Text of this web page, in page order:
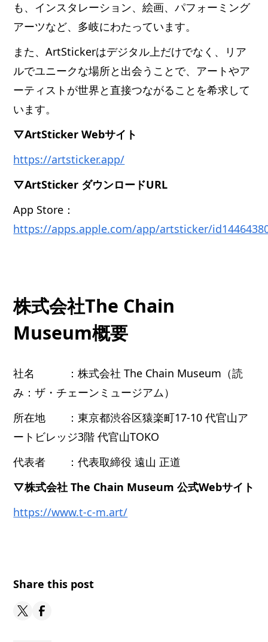
も、インスタレーション、絵画、パフォーミング
アーツなど、多岐にわたっています。
また、ArtStickerはデジタル上だけでなく、リア
ルでユニークな場所と出会うことで、アートやア
ーティストが世界と直接つながることを希求して
います。
▽ArtSticker Webサイト
https://artsticker.app/
▽ArtSticker ダウンロードURL
App Store：
https://apps.apple.com/app/artsticker/
株式会社The Chain
Museum概要
社名 ：株式会社 The Chain Museum（読
み：ザ・チェーンミュージアム）
所在地 ：東京都渋谷区猿楽町17-10 代官山ア
ートビレッジ3階 代官山TOKO
代表者 ：代表取締役 遠山 正道
▽株式会社 The Chain Museum 公式Webサイト
https://www.t-c-m.art/
Share this post